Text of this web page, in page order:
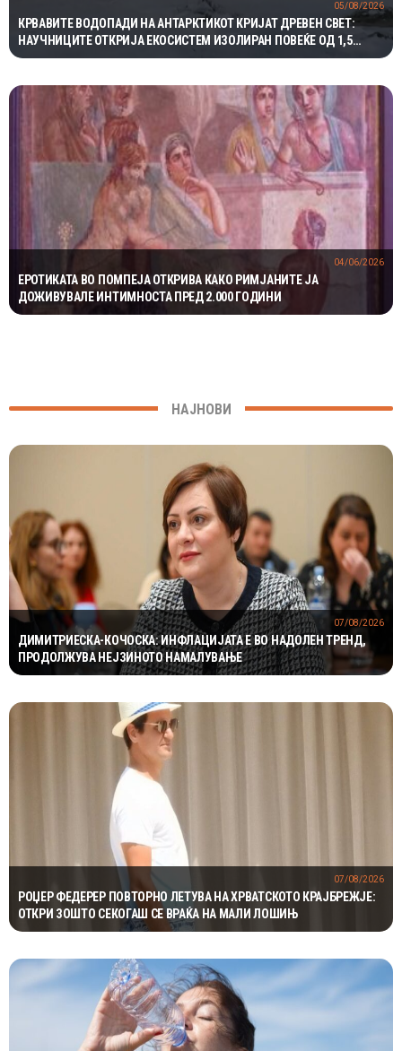
КРВАВИТЕ ВОДОПАДИ НА АНТАРКТИКОТ КРИЈАТ ДРЕВЕН СВЕТ:
НАУЧНИЦИТЕ ОТКРИЈА ЕКОСИСТЕМ ИЗОЛИРАН ПОВЕЌЕ ОД 1,5
МИЛИОНИ ГОДИНИ
05/08/2026
ЕРОТИКАТА ВО ПОМПЕЈА ОТКРИВА КАКО РИМЈАНИТЕ ЈА
ДОЖИВУВАЛЕ ИНТИМНОСТА ПРЕД 2.000 ГОДИНИ
04/06/2026
НАЈНОВИ
ДИМИТРИЕСКА-КОЧОСКА: ИНФЛАЦИЈАТА Е ВО НАДОЛЕН ТРЕНД,
ПРОДОЛЖУВА НЕЈЗИНОТО НАМАЛУВАЊЕ
07/08/2026
РОЏЕР ФЕДЕРЕР ПОВТОРНО ЛЕТУВА НА ХРВАТСКОТО КРАЈБРЕЖЈЕ:
ОТКРИ ЗОШТО СЕКОГАШ СЕ ВРАЌА НА МАЛИ ЛОШИЊ
07/08/2026